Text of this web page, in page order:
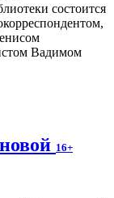
состоится
Вадимом
16+